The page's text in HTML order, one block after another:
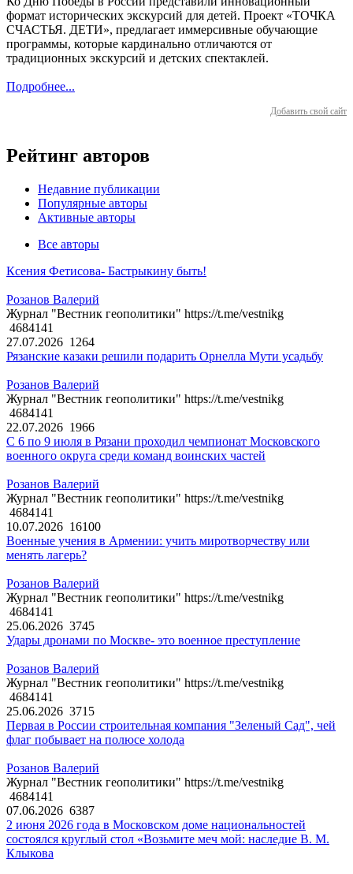
формат исторических экскурсий для детей. Проект «ТОЧКА
СЧАСТЬЯ. ДЕТИ», предлагает иммерсивные обучающие
программы, которые кардинально отличаются от
традиционных экскурсий и детских спектаклей.
Подробнее...
Добавить свой сайт
Рейтинг авторов
Недавние публикации
Популярные авторы
Активные авторы
Все авторы
Ксения Фетисова- Бастрыкину быть!
Розанов Валерий
Журнал "Вестник геополитики" https://t.me/vestnikg
4684141
27.07.2026 1264
Рязанские казаки решили подарить Орнелла Мути усадьбу
Розанов Валерий
Журнал "Вестник геополитики" https://t.me/vestnikg
4684141
22.07.2026 1966
С 6 по 9 июля в Рязани проходил чемпионат Московского
военного округа среди команд воинских частей
Розанов Валерий
Журнал "Вестник геополитики" https://t.me/vestnikg
4684141
10.07.2026 16100
Военные учения в Армении: учить миротворчеству или
менять лагерь?
Розанов Валерий
Журнал "Вестник геополитики" https://t.me/vestnikg
4684141
25.06.2026 3745
Удары дронами по Москве- это военное преступление
Розанов Валерий
Журнал "Вестник геополитики" https://t.me/vestnikg
4684141
25.06.2026 3715
Первая в России строительная компания "Зеленый Сад", чей
флаг побывает на полюсе холода
Розанов Валерий
Журнал "Вестник геополитики" https://t.me/vestnikg
4684141
07.06.2026 6387
2 июня 2026 года в Московском доме национальностей
состоялся круглый стол «Возьмите меч мой: наследие В. М.
Клыкова